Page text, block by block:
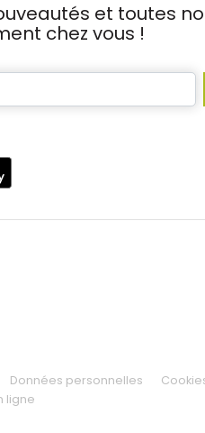
et toutes
chez vous !
Données personnelles
ligne